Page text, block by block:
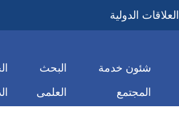
العلاقات الدولية
شئون خدمة
المجتمع
البحث
العلمى